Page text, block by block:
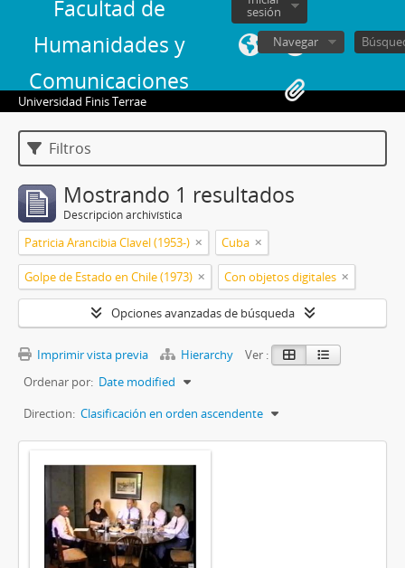
Facultad de
Humanidades y
Comunicaciones
sesión
Navegar
Universidad Finis Terrae
Filtros
Mostrando 1 resultados
Descripción archivística
Patricia Arancibia Clavel (1953-) Cuba
Golpe de Estado en Chile (1973) Con objetos digitales
Opciones avanzadas de búsqueda
Imprimir vista previa Hierarchy
Ver :
Ordenar por: Date modified
Direction: Clasificación en orden ascendente